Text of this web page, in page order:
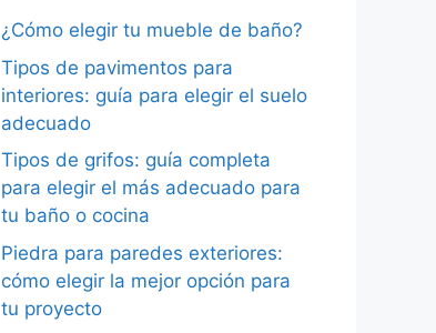
¿Cómo elegir tu mueble de baño?
Tipos de pavimentos para
interiores: guía para elegir el suelo
adecuado
Tipos de grifos: guía completa
para elegir el más adecuado para
tu baño o cocina
Piedra para paredes exteriores:
cómo elegir la mejor opción para
tu proyecto